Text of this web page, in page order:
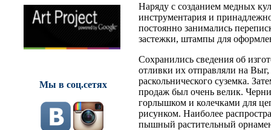
Мы в соц.сетях
Наряду с созданием медных
инструментария и
постоянно занимались
застежки, штампы для
Сохранились сведения об
отливки их отправляли на Выг,
раскольнического суземка.
продаж был очень велик.
горлышком и колечками для
рисунком. Наиболее
пышный растительный